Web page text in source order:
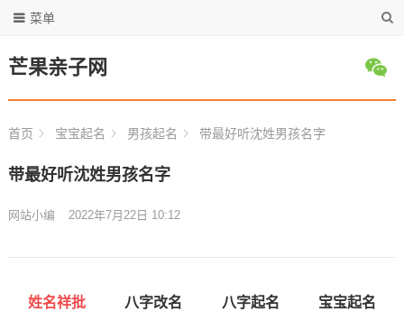
芒果亲子网
菜单
首页 宝宝起名 男孩起名 带最好听沈姓男孩名字
带最好听沈姓男孩名字
网站小编 2022年7月22日 10:12
姓名祥批 八字改名 八字起名 宝宝起名